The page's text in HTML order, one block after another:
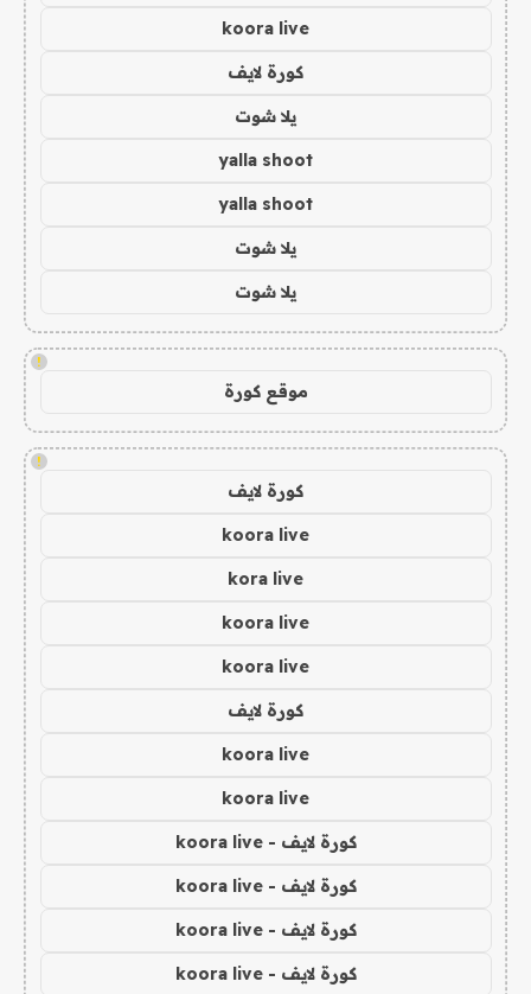
koora live
كورة لايف
يلا شوت
yalla shoot
yalla shoot
يلا شوت
يلا شوت
!
موقع كورة
!
كورة لايف
koora live
kora live
koora live
koora live
كورة لايف
koora live
koora live
كورة لايف - koora live
كورة لايف - koora live
كورة لايف - koora live
كورة لايف - koora live